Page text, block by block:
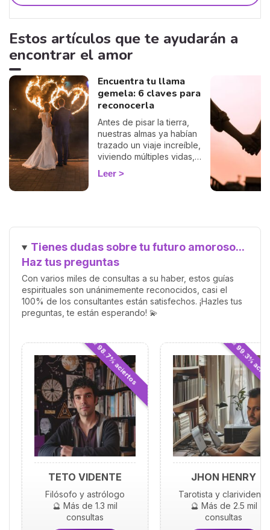
Estos artículos que te ayudarán a
encontrar el amor
Encuentra tu llama
gemela: 6 claves para
reconocerla
Antes de pisar la tierra,
nuestras almas ya habían
trazado un viaje increíble,
viviendo múltiples vidas,
acumulando sabiduría y
preparándose para el
profunda y única promete
crecimiento y comprensión
mutua. Pero, ¿cómo saber
esa persona especial?
Leer
Tienes dudas sobre tu futuro amoroso...
Haz tus preguntas
Con varios miles de consultas a su haber, estos guías
espirituales son unánimemente reconocidos, casi el
100% de los consultantes están satisfechos. ¡Hazles tus
preguntas, te están esperando! 💫
⭐ 98.7% aciertos
TETO VIDENTE
Filósofo y astrólogo
🔮 Más de 1.3 mil
consultas
⭐ 99.3%
JHON HENRY
Tarotista y clarividente
🔮 Más de 2.5 mil
consultas